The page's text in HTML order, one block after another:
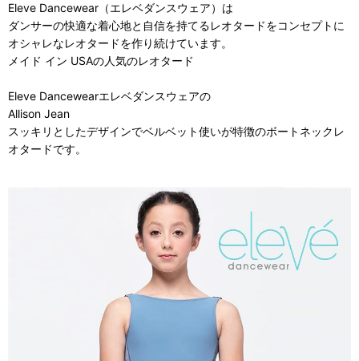
Eleve Dancewear（エレベダンスウェア）は
ダンサーの快適な着心地と自信を持てるレオタードをコンセプトに
オシャレなレオタードを作り続けています。
メイド イン USAの人気のレオタード
Eleve Dancewearエレベダンスウェアの
Allison Jean
スッキリとしたデザインでベルベット使いが特徴のボートネックレ
オタードです。